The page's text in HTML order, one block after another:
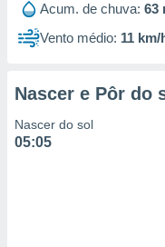
Acum. de chuva: 63
Vento médio: 11 km/
Nascer e Pôr do
Nascer do sol
05:05